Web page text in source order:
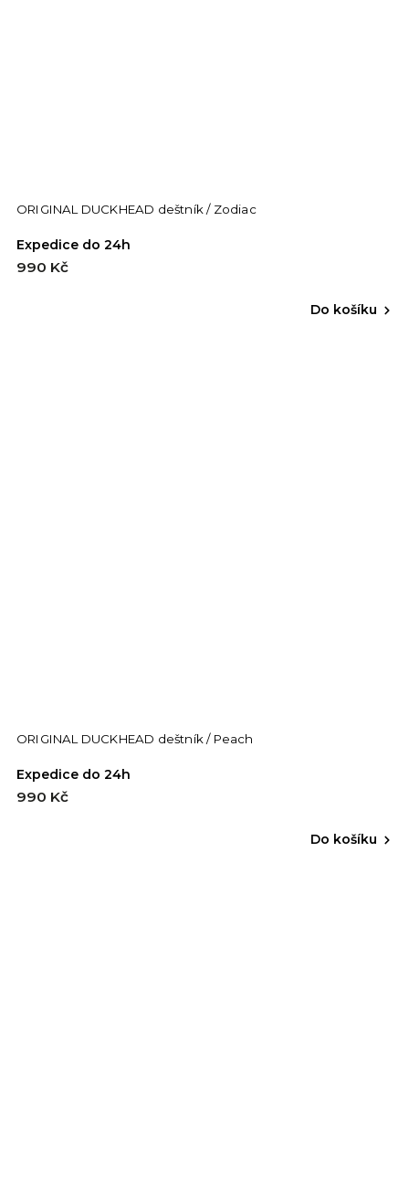
ORIGINAL DUCKHEAD deštník / Zodiac
Expedice do 24h
990 Kč
Do košíku
ORIGINAL DUCKHEAD deštník / Peach
Expedice do 24h
990 Kč
Do košíku